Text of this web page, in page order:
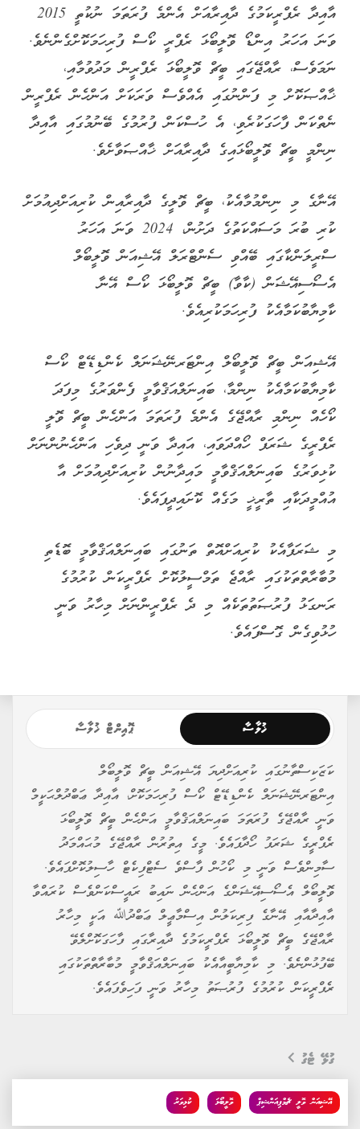
އާއިދާ ރެފްރީކަމުގެ ދާއިރާއަށް އެންމެ ފުރަތަމަ ނުކުތީ 2015
ވަނަ އަހަރު އިންޑޯ ވޮލީބޯޅަ ރެފްރީ ކޯސް ފުރިހަމަކޮށްގެންނެވެ.
ނަމަވެސް، ރާއްޖޭގައި ބީޗް ވޮލީބޯޅަ ރެފްރީން މަދުވުމާއި،
ޚާއްޞަކޮށް މި ފަންނުގައި އެއްވެސް ވަރަކަށް އަންހެން ރެފްރީން
ނެތްކަން ފާހަގަކުރެވި، އެ ހުސްކަން ފުރުމުގެ ބޭނުމުގައި އާއިދާ
ނިންމީ ބީޗް ވޮލީބޯޅައިގެ ދާއިރާއަށް ޚާއްޞަވާށެވެ.
އޭނާގެ މި ނިންމުމާއެކު، ބީޗް ވޮލީގެ ދާއިރާއިން ކުރިއަށްދިއުމަށް
ކުރި ބުރަ މަސައްކަތުގެ ދަށުން، 2024 ވަނަ އަހަރު
ސްރީލަންކާގައި ބޭއްވި ސެންޓްރަލް އޭޝިއަން ވޮލީބޯލް
އެސޯސިއޭޝަން (ކާވާ) ބީޗް ވޮލީބޯޅަ ކޯސް އޭނާ
ކާމިޔާބުކަމާއެކު ފުރިހަމަކުރިއެވެ.
އޭޝިއަން ބީޗް ވޮލީބޯލް އިންޓަރނޭޝަނަލް ކެންޑިޑޭޓް ކޯސް
ކާމިޔާބުކަމާއެކު ނިންމާ، ބައިނަލްއަޤްވާމީ ފެންވަރުގެ މިފަދަ
ކޯހެއް ނިންމި ރާއްޖޭގެ އެންމެ ފުރަތަމަ އަންހެން ބީޗް ވޮލީ
ރެފްރީގެ ޝަރަފް ހޯއްދަވައި، އައިދާ ވަނީ ދިވެހި އަންހެނުންނަށް
ކުޅިވަރުގެ ބައިނަލްއަޤްވާމީ މައިދާނުން ކުރިއަށްދިއުމަށް އާ
އުއްމީދަކާއި ތާރީޚީ މަގެއް ކޮށައިދީފައެވެ.
މި ޝަރަފާއެކު ކުރިއަށްއޮތް ތަނުގައި ބައިނަލްއަޤްވާމީ ބޮޑެތި
މުބާރާތްތަކުގައި ރާއްޖެ ތަމްސީލުކޮށް ރެފްރީކަން ކުރުމުގެ
ރަނގަޅު ފުރުޞަތުތަކެއް މި ދެ ރެފްރީންނަށް މިހާރު ވަނީ
ހުޅުވިގެން ގޮސްފައެވެ.
ޚުލާސާ ޕޮއިންޓް ޚުލާސާ
ކަޒަކިސްތާނުގައި ކުރިއަށްދިޔަ އޭޝިއަން ބީޗް ވޮލީބޯލް
އިންޓަރނޭޝަނަލް ކެންޑިޑޭޓް ކޯސް ފުރިހަމަކޮށް، އާއިދާ ޢަބްދުލްޙަކީމް
ވަނީ ރާއްޖޭގެ ފުރަތަމަ ބައިނަލްއަޤްވާމީ އަންހެން ބީޗް ވޮލީބޯޅަ
ރެފްރީގެ ޝަރަފު ހޯދާފައެވެ. މީގެ އިތުރުން ރާއްޖޭގެ މުޙައްމަދު
ސާމިންވެސް ވަނީ މި ކޯހުން ފާސްވެ ސެޓްފިކެޓް ހާސިލުކޮށްފައެވެ.
ވޮލީބޯލް އެސޯސިއޭޝަންގެ އަންހެން ނައިބު ރައީސްކަންވެސް ކުރައްވާ
އާއިދާއާއި އޭނާގެ ފިރިކަލުން އިސްމާޢީލް ޢަބްދުﷲ އަކީ މިހާރު
ރާއްޖޭގެ ބީޗް ވޮލީބޯޅަ ރެފްރީކަމުގެ ދާއިރާގައި ފާހަގަކޮށްލެވޭ
ބޭފުޅުންނެވެ. މި ކާމިޔާބީއާއެކު ބައިނަލްއަޤްވާމީ މުބާރާތްތަކުގައި
ރެފްރީކަން ކުރުމުގެ ފުރުޞަތު މިހާރު ވަނީ ފަހިވެފައެވެ.
ގުޅޭ ޓެގު
ކުޅިވަރު ވޮލީބޯޅަ އޭޝިއަން ވޮލީ ޗެމްޕިއަންޝިޕް